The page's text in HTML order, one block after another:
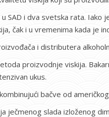
SAD i dva svetska rata.
čak i u vremenima kada je
i distributera
proizvodnje viskija.
ukus.
bačve od
ječmenog slada izloženog